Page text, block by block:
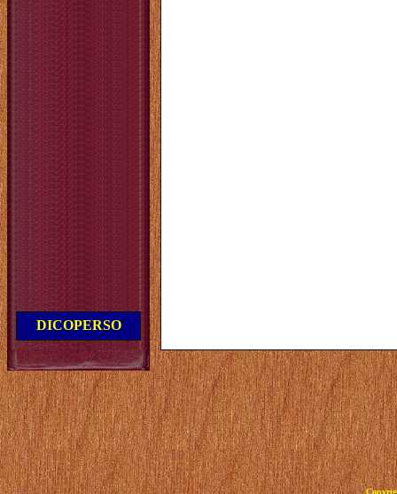
DICOPERSO